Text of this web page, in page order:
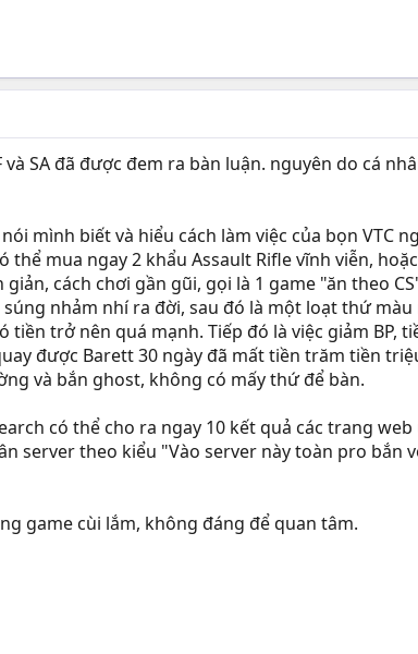
SA đã được đem ra bàn luận. nguyên do cá
mình biết và hiểu cách làm việc của bọn VTC
thể mua ngay 2 khẩu Assault Rifle vĩnh viễn,
cách chơi gần gũi, gọi là 1 game "ăn theo
súng nhảm nhí ra đời, sau đó là một loạt thứ
trở nên quá mạnh. Tiếp đó là việc giảm BP,
được Barett 30 ngày đã mất tiền trăm tiền
và bắn ghost, không có mấy thứ để bàn.
có thể cho ra ngay 10 kết quả các trang
server theo kiểu "Vào server này toàn pro bắn
game cùi lắm, không đáng để quan tâm.